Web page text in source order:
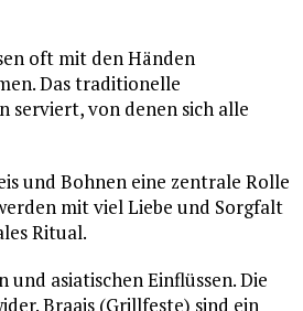
oft mit den Händen
Das traditionelle
serviert, von denen sich alle
und Bohnen eine zentrale Rolle
mit viel Liebe und Sorgfalt
Ritual.
asiatischen Einflüssen. Die
Braais (Grillfeste) sind ein